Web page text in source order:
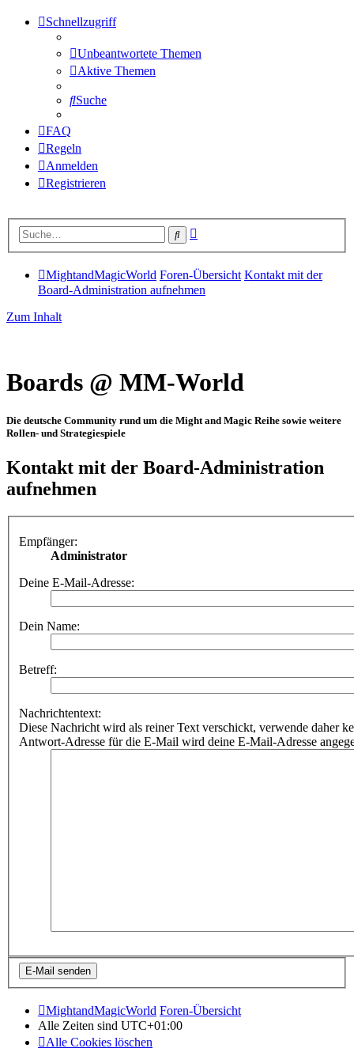
Schnellzugriff
Unbeantwortete Themen
Aktive Themen
Suche
FAQ
Regeln
Anmelden
Registrieren
Suche
MightandMagicWorld Foren-Übersicht Kontakt mit der
Board-Administration aufnehmen
Zum Inhalt
Boards @ MM-World
Die deutsche Community rund um die Might and Magic Reihe sowie weitere
Rollen- und Strategiespiele
Kontakt mit der Board-Administration
aufnehmen
Empfänger:
Administrator
Deine E-Mail-Adresse:
Dein Name:
Betreff:
Nachrichtentext:
Diese Nachricht wird als reiner Text verschickt, verwende daher
Antwort-Adresse für die E-Mail wird deine E-Mail-Adresse
MightandMagicWorld Foren-Übersicht
Alle Zeiten sind UTC+01:00
Alle Cookies löschen